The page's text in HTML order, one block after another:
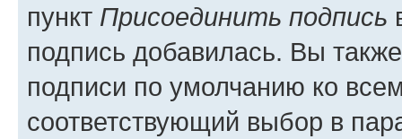
пункт Присоединить подпись
подпись добавилась. Вы
подписи по умолчанию ко
соответствующий выбор в